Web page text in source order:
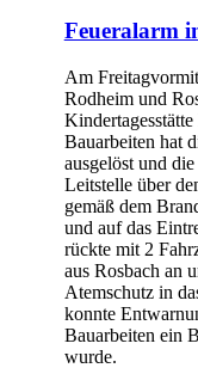
Feueralarm
Am
Rodheim und
Bauarbeiten hat
ausgelöst und
Leitstelle über
gemäß dem
und auf das
rückte mit 2
aus Rosbach an
Atemschutz in
konnte
Bauarbeiten ein
wurde.